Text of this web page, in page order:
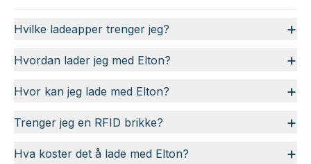
Hvilke ladeapper trenger jeg? +
Hvordan lader jeg med Elton? +
Hvor kan jeg lade med Elton? +
Trenger jeg en RFID brikke? +
Hva koster det å lade med Elton? +